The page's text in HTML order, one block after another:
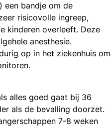
een bandje om de
risicovolle ingreep,
kinderen overleeft. Deze
anesthesie.
op in het ziekenhuis om
alles goed gaat bij 36
als de bevalling doorzet.
7-8 weken